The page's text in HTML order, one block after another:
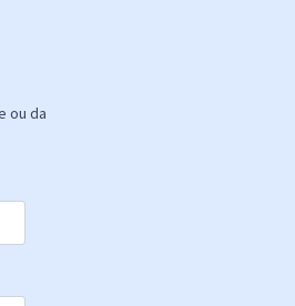
ou da